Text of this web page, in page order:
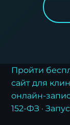
Пройти
сайт для
онлайн-
152-ФЗ ·